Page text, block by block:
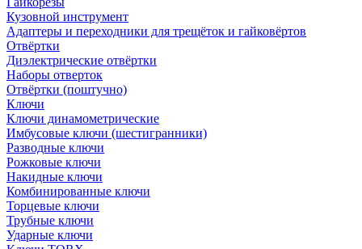
Кузовной инструмент
Адаптеры и переходники для трещёток и гайковёртов
Отвёртки
Диэлектрические отвёртки
Наборы отверток
Отвёртки (поштучно)
Ключи
Ключи динамометрические
Имбусовые ключи (шестигранники)
Разводные ключи
Рожковые ключи
Накидные ключи
Комбинированные ключи
Торцевые ключи
Трубные ключи
Ударные ключи